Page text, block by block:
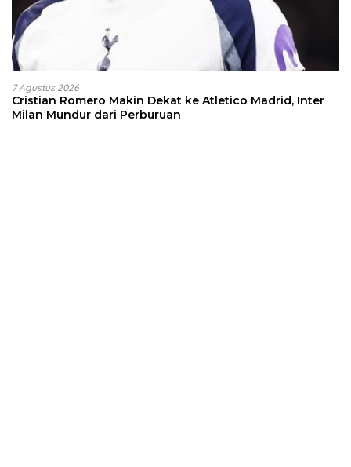
7 Agustus 2026
Cristian Romero Makin Dekat ke Atletico Madrid, Inter
Milan Mundur dari Perburuan